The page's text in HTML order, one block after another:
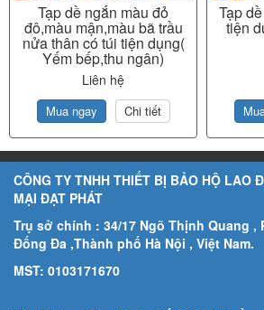
Tạp dề ngắn màu đỏ
đô,màu mận,màu bã trầu
nửa thân có túi tiện dụng(
Yếm bếp,thu ngân)
Liên hệ
Mua ngay Chi tiết
Tạp
tiện
CÔNG TY TNHH THIẾT BỊ BẢO HỘ LAO
MẠI ĐẠT PHÁT
Trụ sở chính : 34/17 Ngõ Thịnh Quang ,
Đống Đa ,Thành phố Hà Nội , Việt Nam.
MST: 0103171670